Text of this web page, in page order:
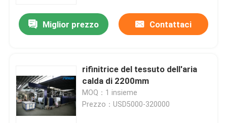
Circa noi
Miglior prezzo Contattaci
rifinitrice del tessuto dell'aria
calda di 2200mm
MOQ：1 insieme
Prezzo：USD5000-320000